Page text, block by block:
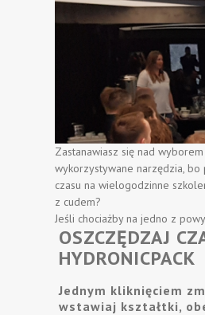
Zastanawiasz się nad
wykorzystywane narzędzia,
czasu na wielogodzinne
z cudem?
Jeśli chociażby na jedno z
OSZCZĘDZAJ
HYDRONICPACK
Jednym kliknięciem
wstawiaj kształtki,